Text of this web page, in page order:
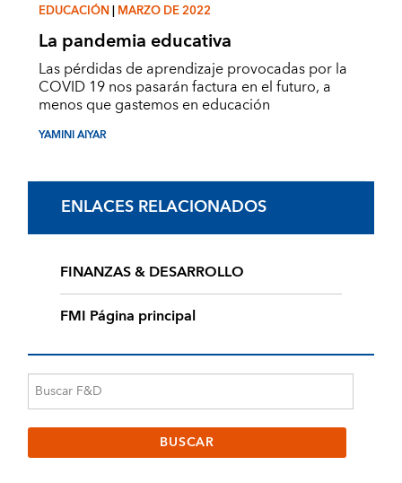
EDUCACIÓN|MARZO DE 2022
La pandemia educativa
Las pérdidas de aprendizaje provocadas por la
COVID 19 nos pasarán factura en el futuro, a
menos que gastemos en educación
YAMINI AIYAR
ENLACES RELACIONADOS
FINANZAS & DESARROLLO
FMI Página principal